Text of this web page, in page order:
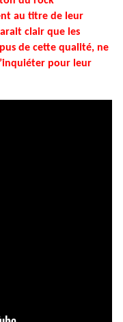
au titre de leur
clair que les
de cette qualité, ne
pour leur